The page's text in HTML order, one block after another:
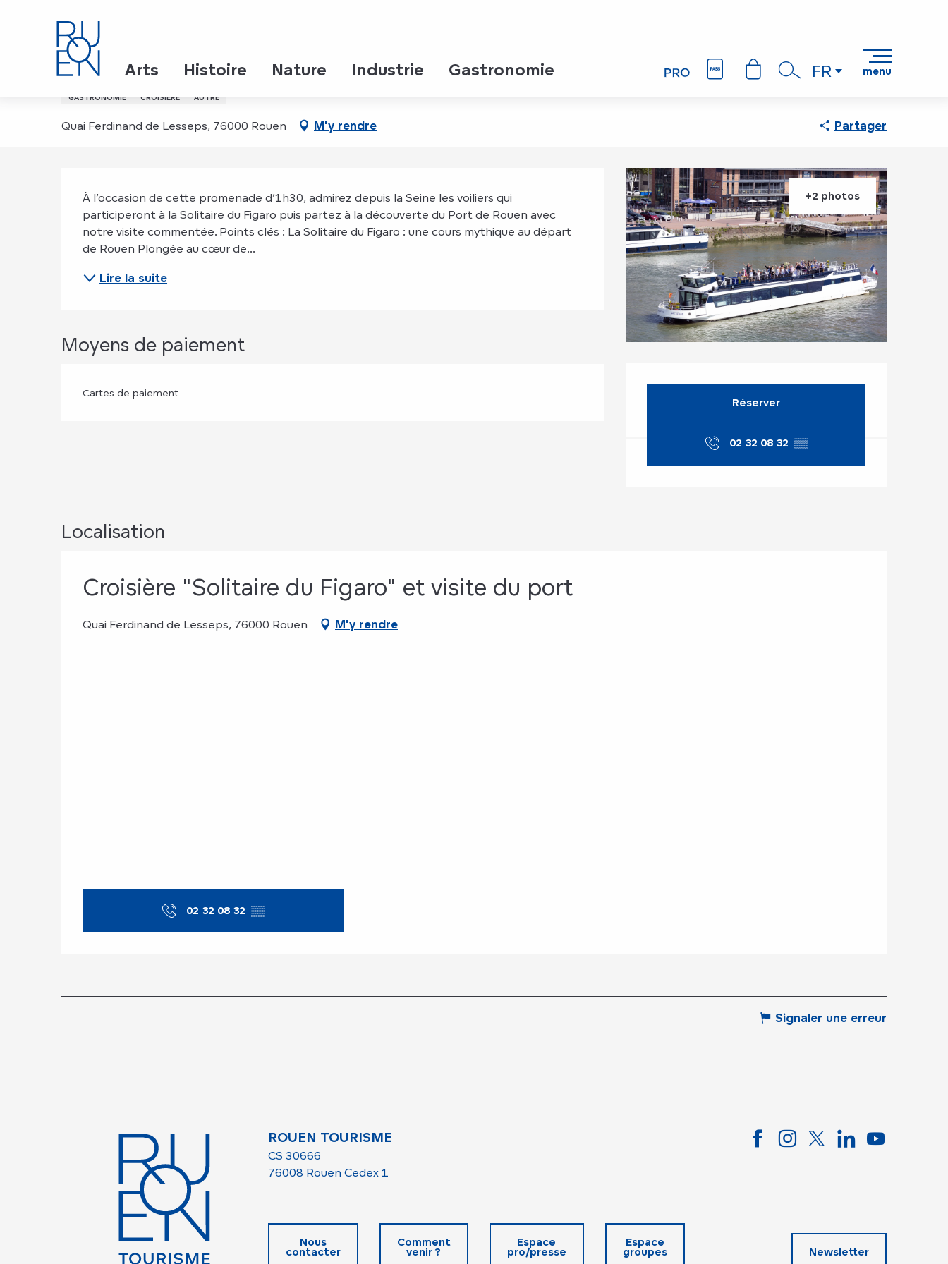
FR menu
Arts Histoire Nature Industrie Gastronomie
Croisière "Solitaire du Figaro" et visite du port
GASTRONOMIE CROISIÈRE AUTRE
Quai Ferdinand de Lesseps, 76000 Rouen M'y rendre Partager
+2 photos
Ouverture et
Réserver
02 32 08 32 ▒▒
Description
À l’occasion de cette promenade d’1h30, admirez depuis la Seine les voiliers qui
participeront à la Solitaire du Figaro puis partez à la découverte du Port de Rouen avec
notre visite commentée. Points clés : La Solitaire du Figaro : une cours mythique au départ
de Rouen Plongée au cœur de...
Lire la suite
Moyens de paiement
Cartes de paiement
Localisation
Croisière "Solitaire du Figaro" et visite du port
Quai Ferdinand de Lesseps, 76000 Rouen M'y rendre
02 32 08 32 ▒▒
Signaler une erreur
ROUEN TOURISME
CS 30666
76008 Rouen Cedex 1
Nous
contacter
Comment
venir ?
Espace
pro/presse
Espace
groupes Newsletter